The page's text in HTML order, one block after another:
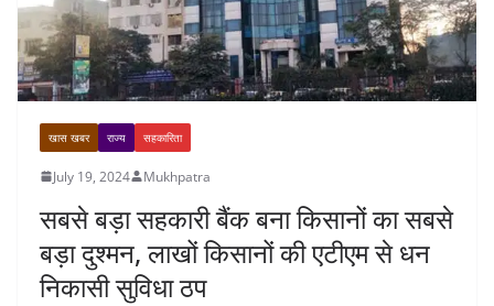
खास खबर राज्य सहकारिता
July 19, 2024 Mukhpatra
सबसे बड़ा सहकारी बैंक बना किसानों का सबसे
बड़ा दुश्मन, लाखों किसानों की एटीएम से धन
निकासी सुविधा ठप